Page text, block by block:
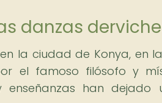
danzas
la ciudad de Konya, en
el famoso filósofo y
han dejado